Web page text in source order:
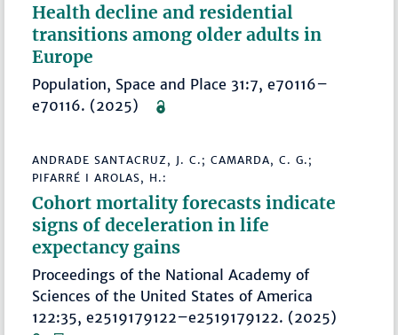
Health decline and residential
transitions among older adults in
Europe
Population, Space and Place 31:7, e70116–
e70116. (2025)
ANDRADE SANTACRUZ, J. C.; CAMARDA, C. G.;
PIFARRÉ I AROLAS, H.:
Cohort mortality forecasts indicate
signs of deceleration in life
expectancy gains
Proceedings of the National Academy of
Sciences of the United States of America
122:35, e2519179122–e2519179122. (2025)